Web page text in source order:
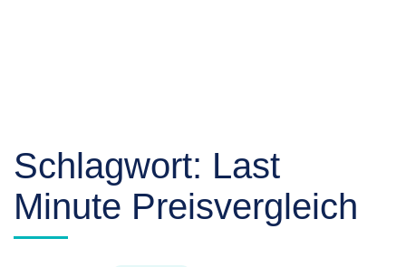
Schlagwort: Last
Minute Preisvergleich